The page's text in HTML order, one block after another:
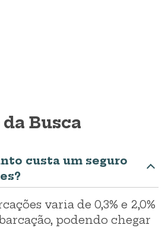
Busca
custa um seguro
varia de 0,3% e 2,0%
podendo chegar